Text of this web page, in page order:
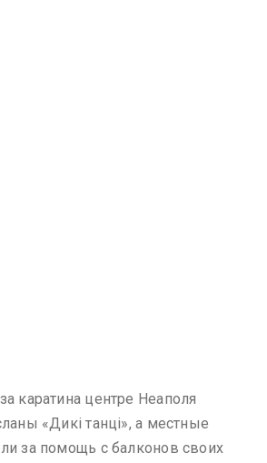
каратина центре Неаполя
«Дикі танці», а местные
за помощь с балконов своих